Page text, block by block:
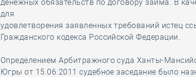
денежных обязательств по договору займа. В
для
удовлетворения заявленных требований истец
Гражданского кодекса Российской Федерации.
Определением Арбитражного суда Ханты-
Югры от 15.06.2011 судебное заседание было